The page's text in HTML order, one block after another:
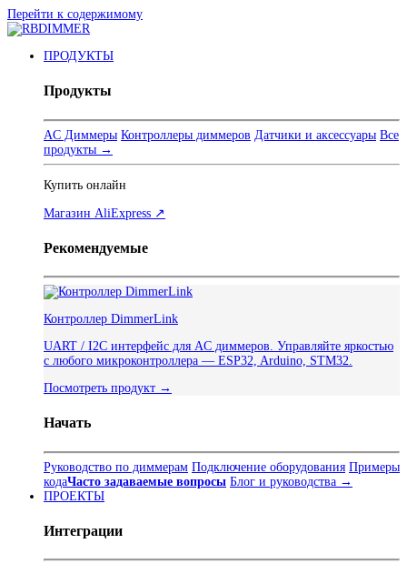
Перейти к содержимому
ПРОДУКТЫ
Продукты
AC Диммеры Контроллеры диммеров Датчики и аксессуары Все
продукты →
Купить онлайн
Магазин AliExpress ↗
Рекомендуемые
Контроллер DimmerLink
UART / I2C интерфейс для AC диммеров. Управляйте яркостью
с любого микроконтроллера — ESP32, Arduino, STM32.
Посмотреть продукт →
Начать
Руководство по диммерам Подключение оборудования Примеры
кодаЧасто задаваемые вопросы Блог и руководства →
ПРОЕКТЫ
Интеграции